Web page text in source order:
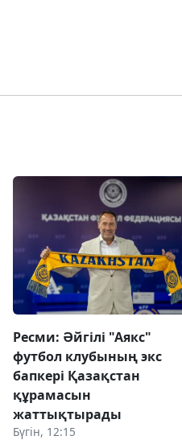
Ресми: Әйгілі "Аякс"
футбол клубының экс
бапкері Қазақстан
құрамасын
жаттықтырады
Бүгін, 12:15